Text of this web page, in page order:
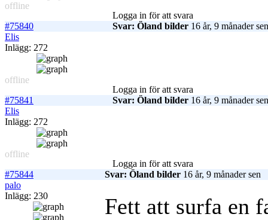
offline
Logga in för att svara
#75840
Svar: Öland bilder 16 år, 9 månader sen
Elis
Inlägg: 272
offline
Logga in för att svara
#75841
Svar: Öland bilder 16 år, 9 månader sen
Elis
Inlägg: 272
offline
Logga in för att svara
#75844
Svar: Öland bilder 16 år, 9 månader sen
palo
Inlägg: 230
Fett att surfa en